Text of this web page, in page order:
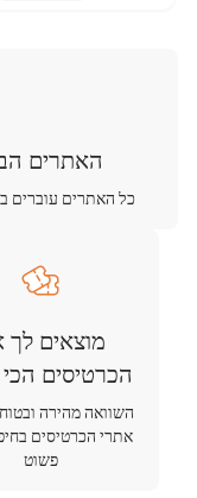
האתרים
כל האתרים עוברים
מוצאים לך
הכרטיסים הכי
השוואה מהירה
אתרי הכרטיסים
פשוט